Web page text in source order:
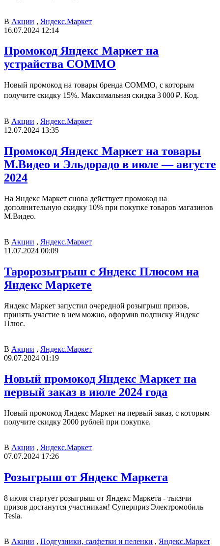
В Акции , Яндекс.Маркет
16.07.2024 12:14
Промокод Яндекс Маркет на
устрайства COMMO
Новый промокод на товары бренда COMMO, с которым
получите скидку 15%. Максимальная скидка 3 000 ₽. Код.
В Акции , Яндекс.Маркет
12.07.2024 13:35
Промокод Яндекс Маркет на товары
М.Видео и Эльдорадо в июле — августе
2024
На Яндекс Маркет снова действует промокод на
дополнительную скидку 10% при покупке товаров магазинов
М.Видео.
В Акции , Яндекс.Маркет
11.07.2024 00:09
Таророзыгрыш с Яндекс Плюсом на
Яндекс Маркете
Яндекс Маркет запустил очередной розыгрыш призов,
принять участие в нем можно, оформив подписку Яндекс
Плюс.
В Акции , Яндекс.Маркет
09.07.2024 01:19
Новый промокод Яндекс Маркет на
первый заказ в июле 2024 года
Новый промокод Яндекс Маркет на первый заказ, с которым
получите скидку 2000 рублей при покупке.
В Акции , Яндекс.Маркет
07.07.2024 17:26
Розыгрыш от Яндекс Маркета
8 июля стартует розыгрыш от Яндекс Маркета - тысячи
призов достанутся участникам! Суперприз Электромобиль
Tesla.
В Акции , Подгузники, салфетки и пеленки , Яндекс.Маркет